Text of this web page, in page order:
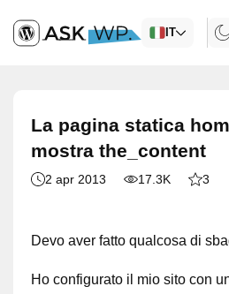
IT
La pagina statica
mostra the_content
2 apr 2013 17.3K 3
Devo aver fatto qualcosa di
Ho configurato il mio sito con